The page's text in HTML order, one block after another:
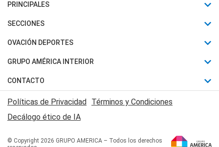
PRINCIPALES
Últimas Noticias
Política
Judiciales
Economia
SECCIONES
Horóscopo
Motores
Trucos caseros
Series y Películas
Edictos y Solicitadas
OVACIÓN DEPORTES
Fútbol
Mundial
Automovilismo
Rugby
Básquet
GRUPO AMÉRICA INTERIOR
Canal 7 en Vivo
San Juan 8
CONTACTO
Acerca de Nosotros
Contactanos
Políticas de Privacidad Términos y Condiciones
Decálogo ético de IA
© Copyright 2026 GRUPO AMERICA – Todos los derechos